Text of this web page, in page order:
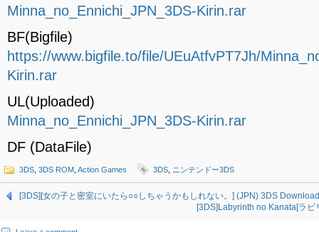
Minna_no_Ennichi_JPN_3DS-Kirin.rar
BF(Bigfile)
https://www.bigfile.to/file/UEuAtfvPT7Jh/
Kirin.rar
UL(Uploaded)
Minna_no_Ennichi_JPN_3DS-Kirin.rar
DF (DataFile)
3DS 3DS ROM Action Games 3DS ニンテンドー3DS
[3DS][女の子と密室にいたら○○しちゃうかもしれない。] (JPN) 3DS Download
[3DS]Labyrinth no Kanata[ラ